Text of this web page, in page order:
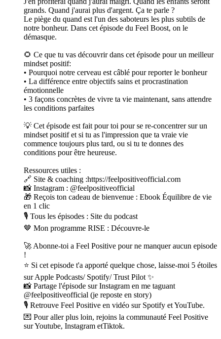
grands. Quand j'aurai plus d'argent. Ça te parle ?
Le piège du quand est l'un des saboteurs les plus subtils de
notre bonheur. Dans cet épisode du Feel Boost, on le
démasque.
🌻 Ce que tu vas découvrir dans cet épisode pour un meilleur
mindset positif:
• Pourquoi notre cerveau est câblé pour reporter le bonheur
• La différence entre objectifs sains et procrastination
émotionnelle
• 3 façons concrètes de vivre ta vie maintenant, sans attendre
les conditions parfaites
💡 Cet épisode est fait pour toi pour se re-concentrer sur un
mindset positif et si tu as l'impression que ta vraie vie
commence toujours plus tard, ou si tu te donnes des
conditions pour être heureuse.
Ressources utiles :
🔗 Site & coaching :https://feelpositiveofficial.com
📸 Instagram : @feelpositiveofficial
🎁 Reçois ton cadeau de bienvenue : Ebook Équilibre de vie
en 1 clic
🎙️ Tous les épisodes : Site du podcast
🤎 Mon programme RISE : Découvre-le
🚀 Abonne-toi a Feel Positive pour ne manquer aucun episode
!
⭐ Si cet episode t'a apporté quelque chose, laisse-moi 5 étoiles
sur Apple Podcasts/ Spotify/ Trust Pilot ✨
📸 Partage l'épisode sur Instagram en me taguant
@feelpositiveofficial (je reposte en story)
🎙️ Retrouve Feel Positive en vidéo sur Spotify et YouTube.
💌 Pour aller plus loin, rejoins la communauté Feel Positive
sur Youtube, Instagram etTiktok.